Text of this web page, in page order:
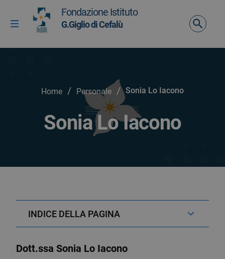
Vai ai contenuti
Vai al menu di navigazione
Vai al footer
Attiva / disattiva la navigazione
Fondazione Istituto
G.Giglio di Cefalù
Home / Personale / Sonia Lo Iacono
Sonia Lo Iacono
INDICE DELLA PAGINA
Dott.ssa Sonia Lo Iacono